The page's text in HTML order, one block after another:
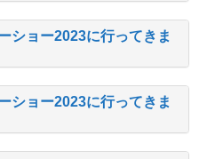
ショー2023に行ってきま
ショー2023に行ってきま